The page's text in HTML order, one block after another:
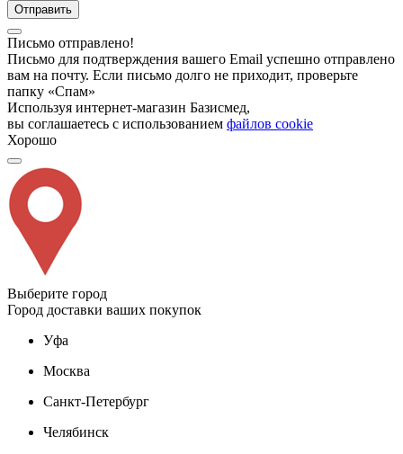
Отправить
Письмо отправлено!
Письмо для подтверждения вашего Email успешно отправлено
вам на почту. Если письмо долго не приходит, проверьте
папку «Спам»
Используя интернет-магазин Базисмед,
вы соглашаетесь с использованием файлов cookie
Хорошо
Выберите город
Город доставки ваших покупок
Уфа
Москва
Санкт-Петербург
Челябинск